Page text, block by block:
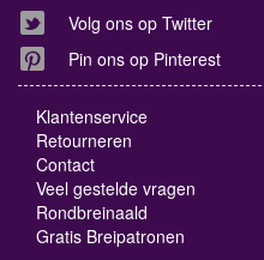
Volg ons op Twitter
Pin ons op Pinterest
Klantenservice
Retourneren
Contact
Veel gestelde vragen
Rondbreinaald
Gratis Breipatronen